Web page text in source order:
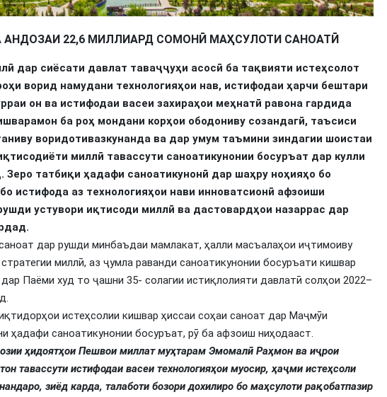
22,6 МИЛЛИАРД СОМОНӢ МАҲСУЛОТИ САНОАТӢ
дар сиёсати давлат таваҷҷуҳи асосӣ ба тақвияти истеҳсолот
ворид намудани технологияҳои нав, истифодаи ҳарчи бештари
он ва истифодаи васеи захираҳои меҳнатӣ равона гардида
ба роҳ мондани корҳои ободониву созандагӣ, таъсиси
воридотивазкунанда ва дар умум таъмини зиндагии шоистаи
миллӣ тавассути саноатикунонии босуръат дар кулли
татбиқи ҳадафи саноатикунонӣ дар шаҳру ноҳияҳо бо
истифода аз технологияҳои нави инноватсионӣ афзоиши
устувори иқтисоди миллӣ ва дастовардҳои назаррас дар
дар рушди минбаъдаи мамлакат, ҳалли масъалаҳои иҷтимоиву
миллӣ, аз ҷумла раванди саноатикунонии босуръати кишвар
Паёми худ то ҷашни 35- солагии истиқлолияти давлатӣ солҳои 2022–
истеҳсолии кишвар ҳиссаи соҳаи саноат дар Маҷмӯи
ҳадафи саноатикунонии босуръат, рӯ ба афзоиш ниҳодааст.
ҳидоятҳои Пешвои миллат муҳтарам Эмомалӣ Раҳмон ва иҷрои
тавассути истифодаи васеи технологияҳои муосир, ҳаҷми истеҳсоли
зиёд карда, талаботи бозори дохилиро бо маҳсулоти рақобатпазир